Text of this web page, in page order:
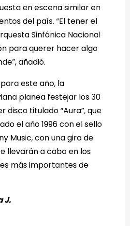
en escena similar en
del país. “El tener el
Sinfónica Nacional
para querer hacer algo
añadió.
este año, la
planea festejar los 30
disco titulado “Aura”, que
el año 1996 con el sello
Music, con una gira de
llevarán a cabo en los
más importantes de
J.